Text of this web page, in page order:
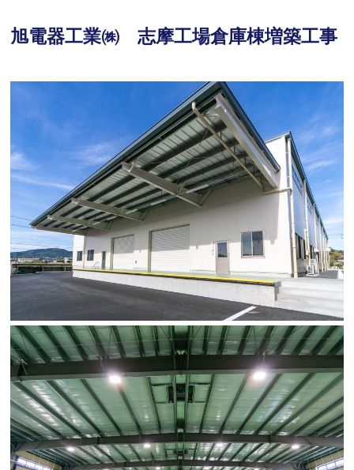
旭電器工業㈱ 志摩工場倉庫棟増築工事